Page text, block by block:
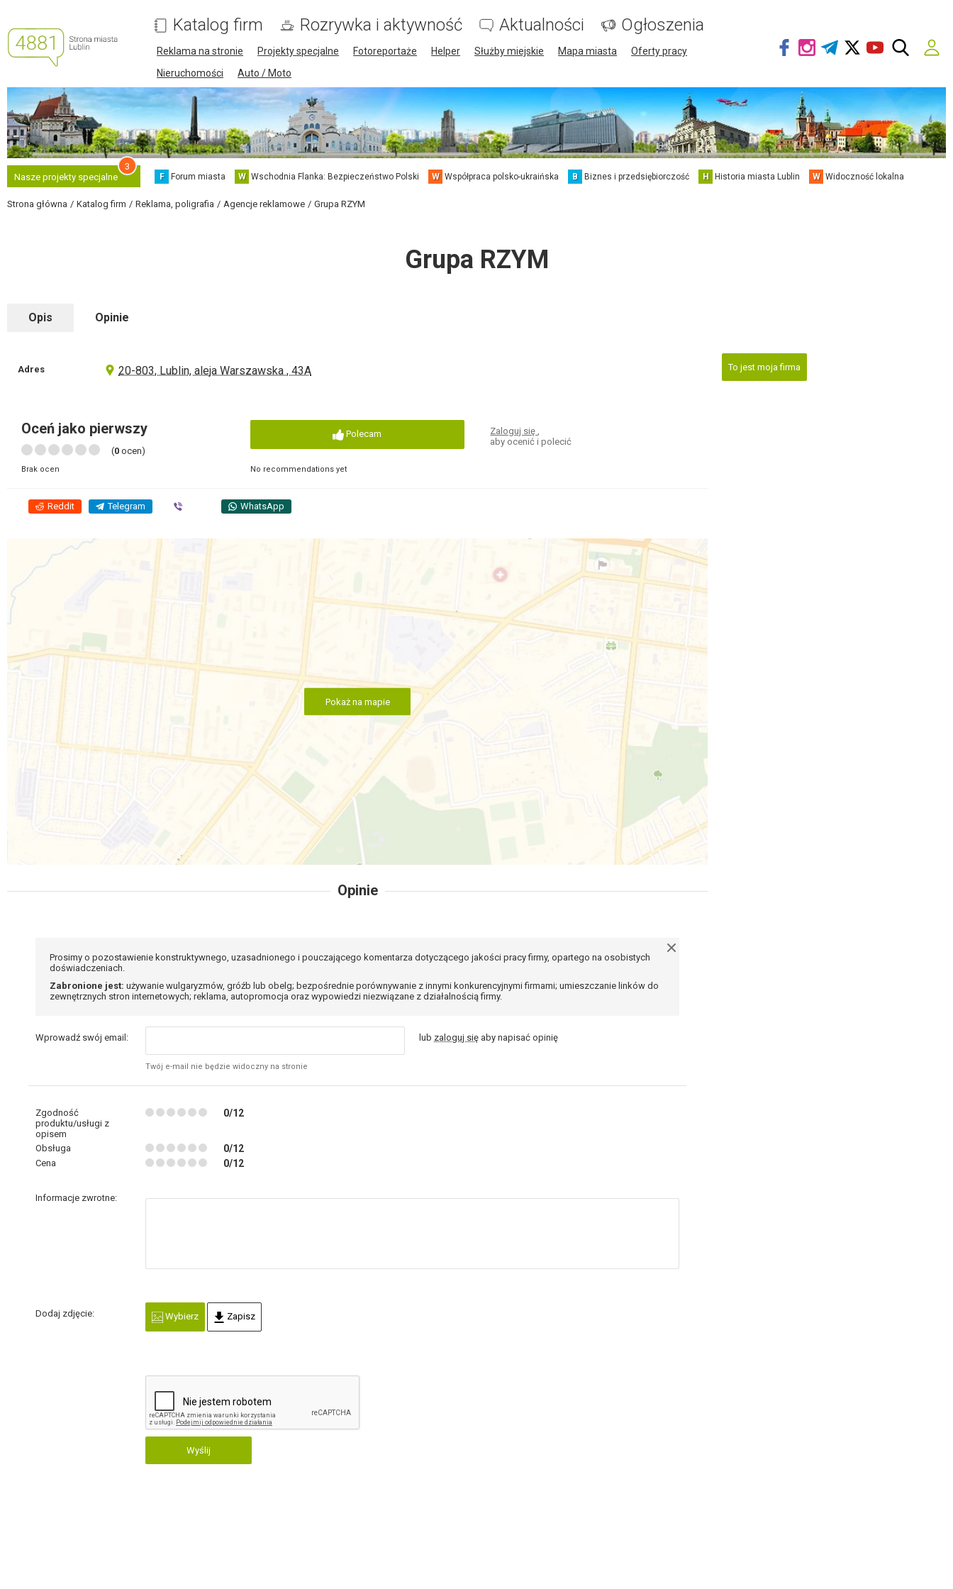
Katalog firm Rozrywka i aktywność Aktualności Ogłoszenia
Reklama na stronie Projekty specjalne Fotoreportaże Helper Służby miejskie Mapa miasta
Oferty pracy
Nieruchomości
Auto / Moto
Nasze projekty specjalne
3
F Forum miasta W Wschodnia Flanka: Bezpieczeństwo Polski W Współpraca polsko-ukraińska B Biznes i przedsiębiorczość H Historia miasta Lublin W Widoczność lokalna
Strona główna Katalog firm Reklama, poligrafia Agencje reklamowe Grupa RZYM
Grupa RZYM
Opis Opinie
Adres 20-803, Lublin, aleja Warszawska , 43A
Oceń jako pierwszy
(0 ocen)
Brak ocen
Polecam
No recommendations yet
Zaloguj się,
aby ocenić i polecić
Reddit Telegram WhatsApp
Pokaż na mapie
To jest moja firma
Opinie
Prosimy o pozostawienie konstruktywnego, uzasadnionego i pouczającego komentarza dotyczącego jakości pracy firmy, opartego na osobistych
doświadczeniach.
Zabronione jest: używanie wulgaryzmów, gróźb lub obelg; bezpośrednie porównywanie z innymi konkurencyjnymi firmami; umieszczanie linków do
zewnętrznych stron internetowych; reklama, autopromocja oraz wypowiedzi niezwiązane z działalnością firmy.
Wprowadź swój email:
Twój e-mail nie będzie widoczny na stronie
lub zaloguj się aby napisać opinię
Zgodność
produktu/usługi z
opisem
0/12
Obsługa 0/12
Cena 0/12
Informacje zwrotne:
Dodaj zdjęcie: Wybierz Zapisz
Wyślij